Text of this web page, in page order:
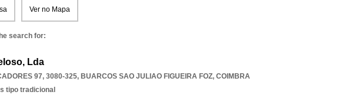
Ver no Mapa
search for:
Lda
97, 3080-325, BUARCOS SAO JULIAO FIGUEIRA FOZ, COIMBRA
tipo tradicional